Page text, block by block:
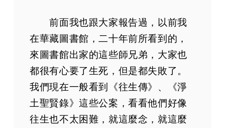
前面我也跟大家報告過，以前我
在華藏圖書館，二十年前所看到的，
來圖書館出家的這些師兄弟，大家也
都很有心要了生死，但是都失敗了。
我們現在一般看到《往生傳》、《淨
土聖賢錄》這些公案，看看他們好像
往生也不太困難，就這麼念，就這麼